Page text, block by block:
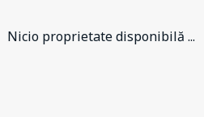
Nicio proprietate disponibilă ...